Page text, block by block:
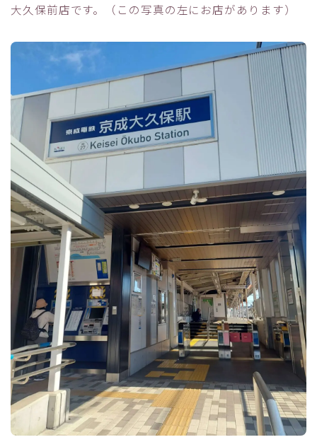
大久保前店です。（この写真の左にお店があります）